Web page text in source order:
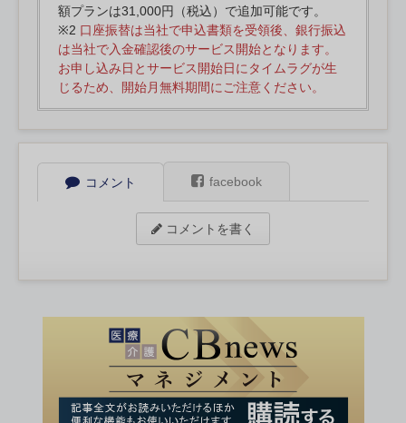
額プランは31,000円（税込）で追加可能です。
※2 口座振替は当社で申込書類を受領後、銀行振込
は当社で入金確認後のサービス開始となります。
お申し込み日とサービス開始日にタイムラグが生
じるため、開始月無料期間にご注意ください。
コメント facebook
コメントを書く